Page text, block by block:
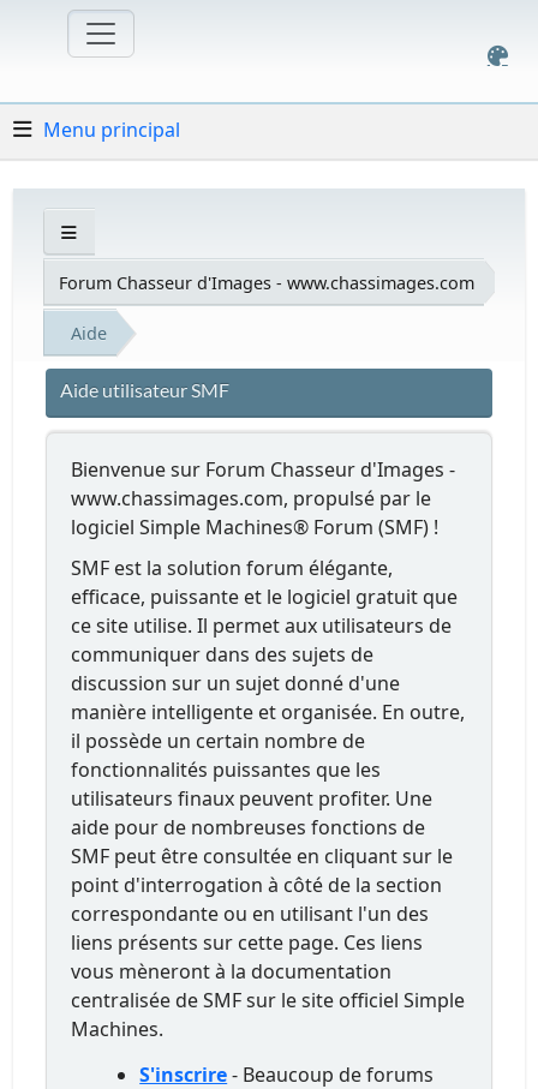
Menu principal
Forum Chasseur d'Images - www.chassimages.com
Aide
Aide utilisateur SMF
Bienvenue sur Forum Chasseur d'Images -
www.chassimages.com, propulsé par le
logiciel Simple Machines® Forum (SMF) !
SMF est la solution forum élégante,
efficace, puissante et le logiciel gratuit que
ce site utilise. Il permet aux utilisateurs de
communiquer dans des sujets de
discussion sur un sujet donné d'une
manière intelligente et organisée. En outre,
il possède un certain nombre de
fonctionnalités puissantes que les
utilisateurs finaux peuvent profiter. Une
aide pour de nombreuses fonctions de
SMF peut être consultée en cliquant sur le
point d'interrogation à côté de la section
correspondante ou en utilisant l'un des
liens présents sur cette page. Ces liens
vous mèneront à la documentation
centralisée de SMF sur le site officiel Simple
Machines.
S'inscrire- Beaucoup de forums